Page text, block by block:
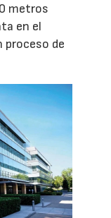
metros
en el
de